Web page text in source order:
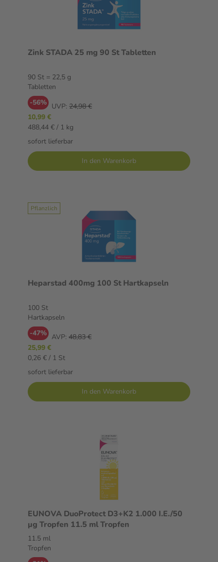
Zink STADA 25 mg 90 St Tabletten
90 St = 22,5 g
Tabletten
-56% UVP: 24,98 €
10,99 €
488,44 € / 1 kg
sofort lieferbar
In den Warenkorb
Pflanzlich
Heparstad 400mg 100 St Hartkapseln
100 St
Hartkapseln
-47% AVP: 48,83 €
25,99 €
0,26 € / 1 St
sofort lieferbar
In den Warenkorb
EUNOVA DuoProtect D3+K2 1.000 I.E./50
µg Tropfen 11.5 ml Tropfen
11.5 ml
Tropfen